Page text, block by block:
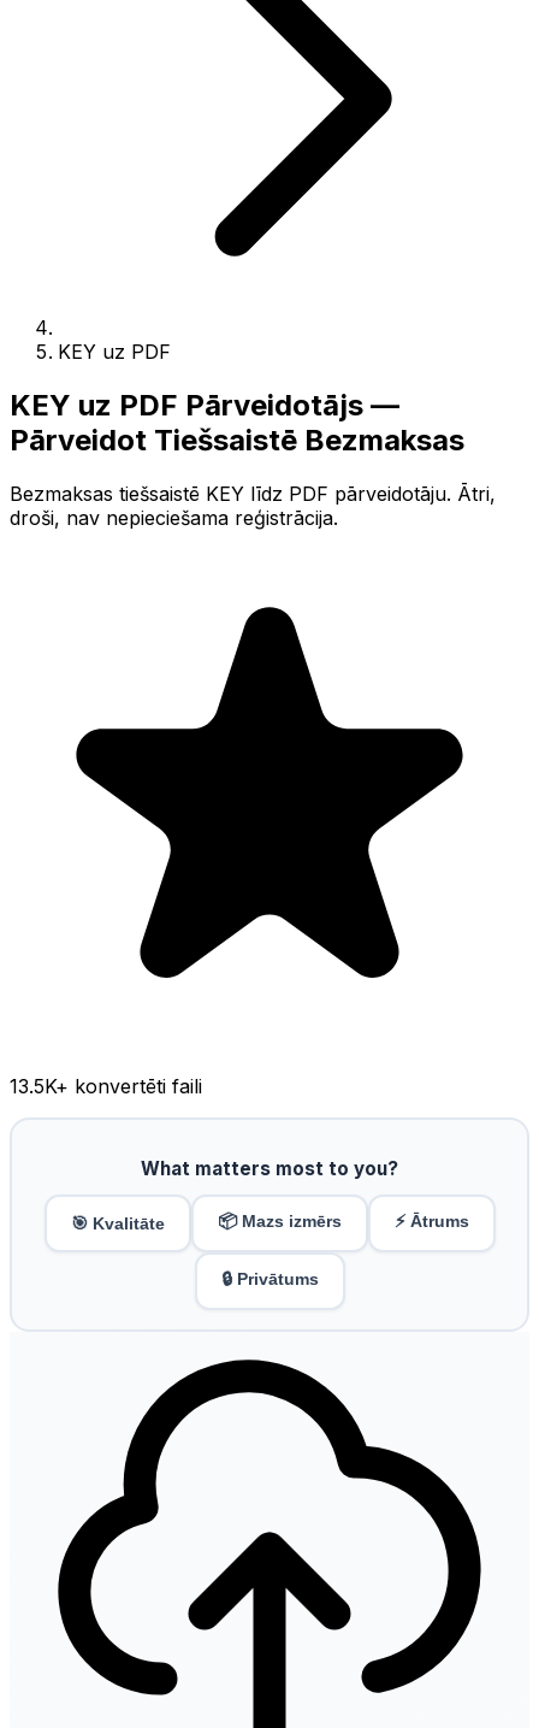
KEY uz PDF
KEY uz PDF Pārveidotājs —
Pārveidot Tiešsaistē Bezmaksas
Bezmaksas tiešsaistē KEY līdz PDF pārveidotāju. Ātri,
droši, nav nepieciešama reģistrācija.
13.5K+ konvertēti faili
What matters most to you?
🎯 Kvalitāte 📦 Mazs izmērs ⚡ Ātrums
🔒 Privātums